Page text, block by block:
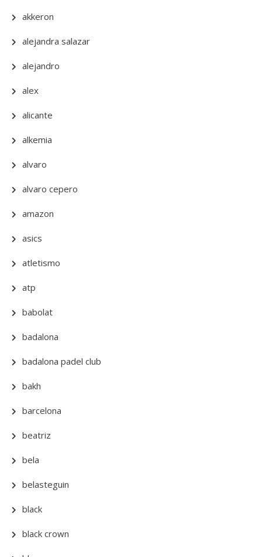
akkeron
alejandra salazar
alejandro
alex
alicante
alkemia
alvaro
alvaro cepero
amazon
asics
atletismo
atp
babolat
badalona
badalona padel club
bakh
barcelona
beatriz
bela
belasteguin
black
black crown